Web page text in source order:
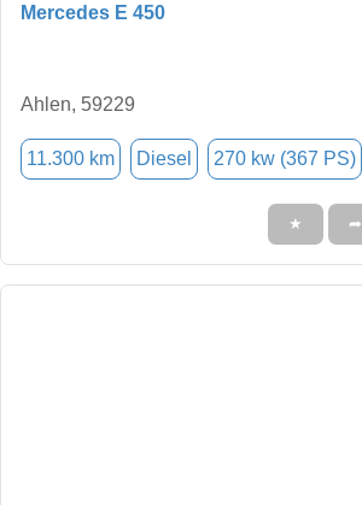
Mercedes E 450
Ahlen, 59229
11.300 km Diesel 270 kw (367 PS)
★ ➦